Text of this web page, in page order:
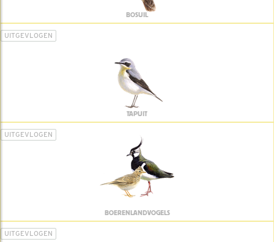
BOSUIL
UITGEVLOGEN
TAPUIT
UITGEVLOGEN
BOERENLANDVOGELS
UITGEVLOGEN